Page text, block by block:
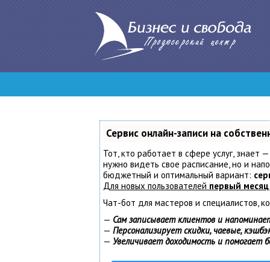
Сервис онлайн-записи на
Тот, кто работает в сфере услуг, знает
нужно видеть свое расписание, но и
бюджетный и оптимальный вариант:
Для новых пользователей первый
Чат-бот для мастеров и специалистов,
— Сам записывает клиентов и
— Персонализирует скидки, чаевые,
— Увеличивает доходимость и помогает